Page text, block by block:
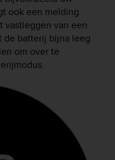
ook een melding
vastleggen van een
batterij bijna leeg
om over te